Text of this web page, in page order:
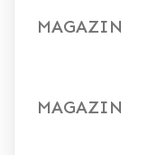
MAGAZIN
MAGAZIN